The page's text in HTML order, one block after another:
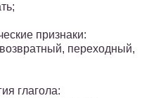
признаки:
переходный,
глагола: